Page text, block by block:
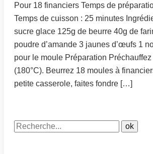
Pour 18 financiers Temps de
Temps de cuisson : 25 minutes
sucre glace 125g de beurre 40g de
poudre d’amande 3 jaunes d’œufs 1
pour le moule Préparation
(180°C). Beurrez 18 moules à
petite casserole, faites fondre […]